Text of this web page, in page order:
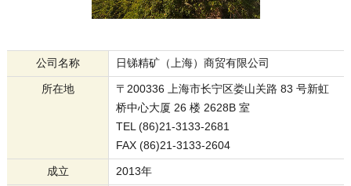
公司名称 日锑精矿（上海）商贸有限公司
所在地
〒200336 上海市长宁区娄山关路 83 号新虹
桥中心大厦 26 楼 2628B 室
TEL (86)21-3133-2681
FAX (86)21-3133-2604
成立 2013年